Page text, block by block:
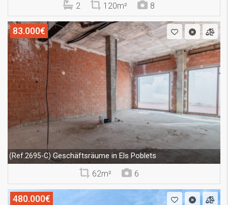
2 120m² 8
83.000€
(Ref.2695-C) Geschäftsräume in Els Poblets
62m² 6
480.000€